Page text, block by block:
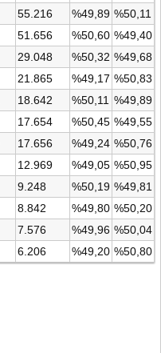
55.216 %49,89 %50,11
51.656 %50,60 %49,40
29.048 %50,32 %49,68
21.865 %49,17 %50,83
18.642 %50,11 %49,89
17.654 %50,45 %49,55
17.656 %49,24 %50,76
12.969 %49,05 %50,95
9.248 %50,19 %49,81
8.842 %49,80 %50,20
7.576 %49,96 %50,04
6.206 %49,20 %50,80